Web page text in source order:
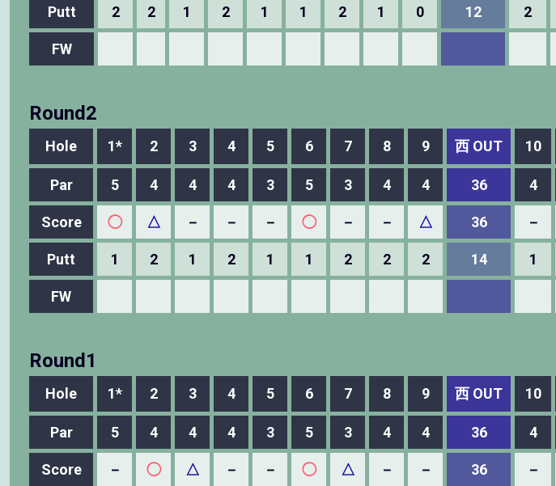
Putt 2 2 1 2 1 1 2 1 0 12 2
FW
Round2
Hole 1* 2 3 4 5 6 7 8 9 西 OUT 10
Par
5 4 4 4 3 5 3 4 4 36 4
Score ◯ △ － － － ◯ － － △ 36 －
Putt 1 2 1 2 1 1 2 2 2 14 1
FW
Round1
Hole 1* 2 3 4 5 6 7 8 9 西 OUT 10
Par
5 4 4 4 3 5 3 4 4 36 4
Score － ◯ △ － － ◯ △ － － 36 －